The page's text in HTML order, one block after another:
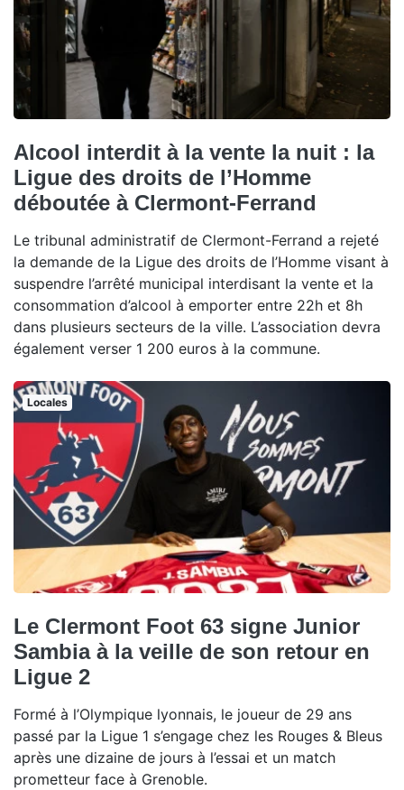
Alcool interdit à la vente la nuit : la
Ligue des droits de l’Homme
déboutée à Clermont-Ferrand
Le tribunal administratif de Clermont-Ferrand a rejeté
la demande de la Ligue des droits de l’Homme visant à
suspendre l’arrêté municipal interdisant la vente et la
consommation d’alcool à emporter entre 22h et 8h
dans plusieurs secteurs de la ville. L’association devra
également verser 1 200 euros à la commune.
Locales
Le Clermont Foot 63 signe Junior
Sambia à la veille de son retour en
Ligue 2
Formé à l’Olympique lyonnais, le joueur de 29 ans
passé par la Ligue 1 s’engage chez les Rouges & Bleus
après une dizaine de jours à l’essai et un match
prometteur face à Grenoble.